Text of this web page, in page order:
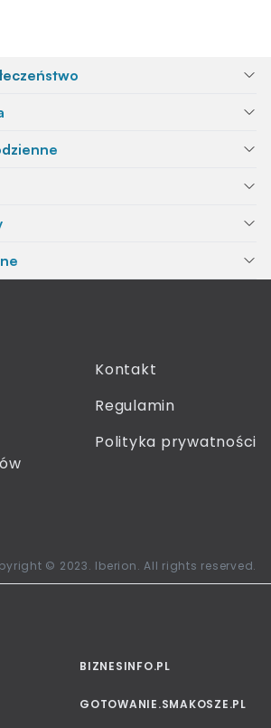
Kontakt
Regulamin
Polityka prywatności
© 2023. Iberion. All rights reserved.
BIZNESINFO.PL
GOTOWANIE.SMAKOSZE.PL